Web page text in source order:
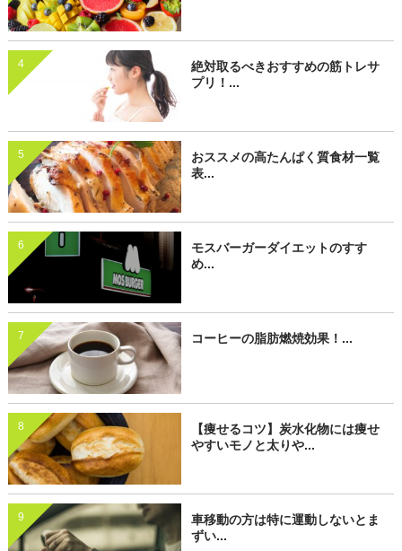
4
絶対取るべきおすすめの筋トレサ
プリ！...
5
おススメの高たんぱく質食材一覧
表...
6
モスバーガーダイエットのすす
め...
7 コーヒーの脂肪燃焼効果！...
8
【痩せるコツ】炭水化物には痩せ
やすいモノと太りや...
9
車移動の方は特に運動しないとま
ずい...